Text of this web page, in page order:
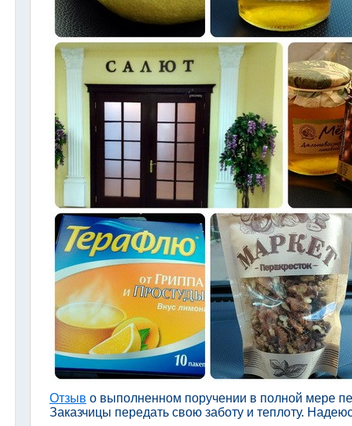
Отзыв о выполненном поручении в полной мере
Заказчицы передать свою заботу и теплоту.